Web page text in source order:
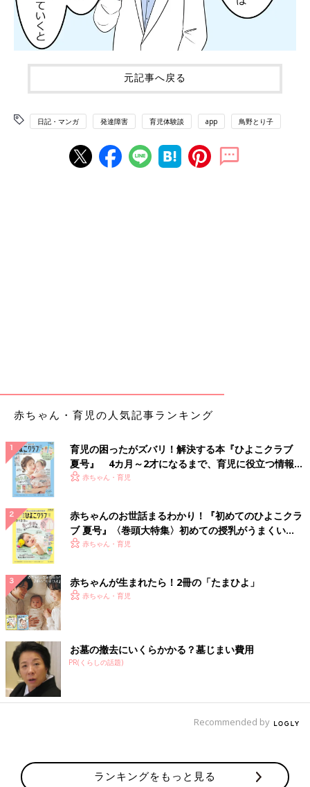
元記事へ戻る
日記・マンガ 発達障害 育児体験談 app 鳥野とり子
赤ちゃん・育児の人気記事ランキング
育児の困ったがズバリ！解決する本『ひよこクラブ
夏号』 4カ月～2才になるまで、育児に役立つ情報が
いっぱい！
赤ちゃん・育児
赤ちゃんのお世話まるわかり！『初めてのひよこクラ
ブ 夏号』〈巻頭大特集〉初めての授乳がうまくい
く！ おっぱい・ミルクの基本と夏のトラブル 解決テ
赤ちゃん・育児
赤ちゃんが生まれたら！2冊の「たまひよ」
赤ちゃん・育児
お墓の撤去にいくらかかる？墓じまい費用
PR(くらしの話題)
Recommended by
ランキングをもっと見る